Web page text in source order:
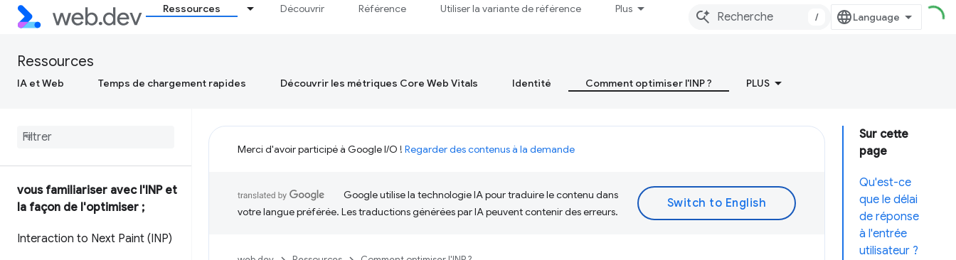
Ressources Découvrir Référence Utiliser la variante de référence Plus
/
Ressources
IA et Web Temps de chargement rapides Découvrir les métriques Core Web Vitals Identité Comment optimiser l'INP ? PLUS
vous familiariser avec l'INP et
la façon de l'optimiser ;
Interaction to Next Paint (INP)
Sur cette
page
Qu'est-ce
que le délai
de réponse
à l'entrée
utilisateur ?
Merci d'avoir participé à Google I/O ! Regarder des contenus à la demande
Google utilise la technologie IA pour traduire le contenu dans
votre langue préférée. Les traductions générées par IA peuvent contenir des erreurs.